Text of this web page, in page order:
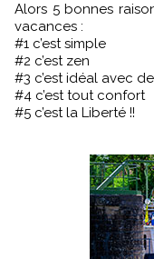
Alors 5 bonnes
vacances :
#1 c’est simple
#2 c’est zen
#3 c’est idéal avec
#4 c’est tout confort
#5 c’est la Liberté !!